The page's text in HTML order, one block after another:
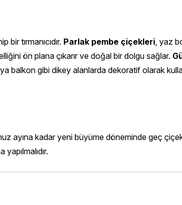
tırmanıcıdır. Parlak pembe çiçekleri , yaz
ön plana çıkarır ve doğal bir dolgu sağlar.
gibi dikey alanlarda dekoratif olarak
ayına kadar yeni büyüme döneminde geç